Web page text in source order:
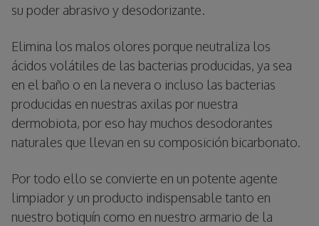
su poder abrasivo y desodorizante.
Elimina los malos olores porque neutraliza los
ácidos volátiles de las bacterias producidas, ya sea
en el baño o en la nevera o incluso las bacterias
producidas en nuestras axilas por nuestra
dermobiota, por eso hay muchos desodorantes
naturales que llevan en su composición bicarbonato.
Por todo ello se convierte en un potente agente
limpiador y un producto indispensable tanto en
nuestro botiquín como en nuestro armario de la